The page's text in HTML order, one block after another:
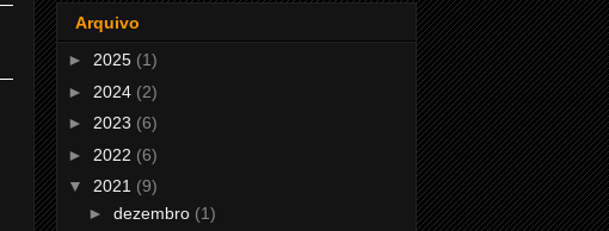
Arquivo
► 2025 (1)
► 2024 (2)
► 2023 (6)
► 2022 (6)
▼ 2021 (9)
► dezembro (1)